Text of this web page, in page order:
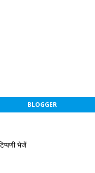
BLOGGER
भेजें